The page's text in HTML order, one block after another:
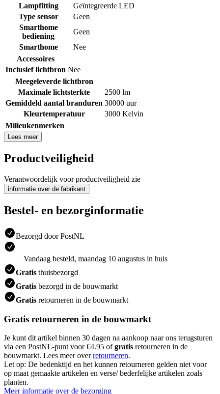
Lampfitting
Geïntegreerde LED
Type sensor
Geen
Smarthome
bediening
Geen
Smarthome
Nee
Accessoires
Inclusief lichtbron Nee
Meegeleverde lichtbron
Maximale lichtsterkte
2500 lm
Gemiddeld aantal branduren 30000 uur
Kleurtemperatuur
3000 Kelvin
Milieukenmerken
Lees meer
Productveiligheid
Verantwoordelijk voor productveiligheid zie
informatie over de fabrikant
Bestel- en bezorginformatie
Bezorgd door PostNL
Vandaag besteld, maandag 10 augustus in huis
Gratis thuisbezorgd
Gratis bezorgd in de bouwmarkt
Gratis retourneren in de bouwmarkt
Gratis retourneren in de bouwmarkt
Je kunt dit artikel binnen 30 dagen na aankoop naar ons terugsturen
via een PostNL-punt voor €4.95 ofgratis retourneren in de
bouwmarkt. Lees meer overretourneren.
Let op: De bedenktijd en het kunnen retourneren gelden niet voor
op maat gemaakte artikelen en verse/ bederfelijke artikelen zoals
planten.
Meer informatie over de bezorging